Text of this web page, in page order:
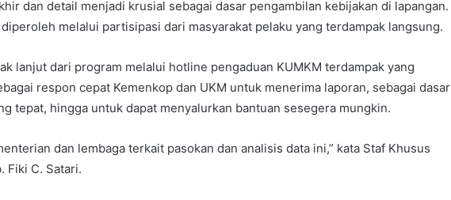
dan detail menjadi krusial sebagai dasar pengambilan kebijakan di lapangan.
melalui partisipasi dari masyarakat pelaku yang terdampak langsung.
lanjut dari program melalui hotline pengaduan KUMKM terdampak yang
respon cepat Kemenkop dan UKM untuk menerima laporan, sebagai dasar
tepat, hingga untuk dapat menyalurkan bantuan sesegera mungkin.
dan lembaga terkait pasokan dan analisis data ini,” kata Staf Khusus
Fiki C. Satari.